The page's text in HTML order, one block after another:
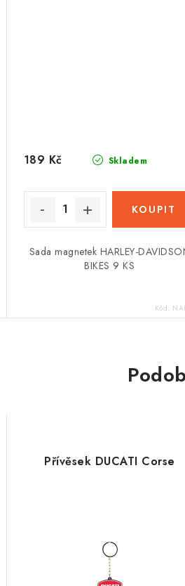
Skladem
189 Kč
Sada magnetek HARLEY-
BIKES 9 KS
Kód:
Přívěsek DUCATI Corse